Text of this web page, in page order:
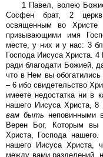
1 Павел, волею
Сосфен брат, 2
освященным во Христе
призывающими имя
месте, у них и у нас: 3
Господа Иисуса Христа.
ради благодати Божией,
что в Нем вы
– 6 ибо свидетельство
имеете недостатка ни в
нашего Иисуса Христа, 8
вам быть неповинными
Верен Бог, Которым
Христа, Господа
нашего Иисуса Христа,
между вами разделений,